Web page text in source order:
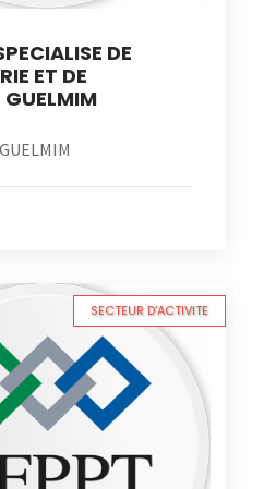
DE
ET DE
GUELMIM
SECTEUR D'ACTIVITE